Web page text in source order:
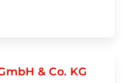
& Co. KG